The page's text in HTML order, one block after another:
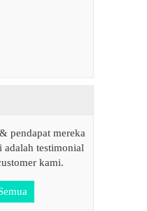
pendapat mereka
testimonial
kami.